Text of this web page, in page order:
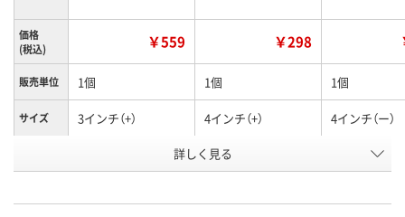
価格
(税込)
￥559 ￥298
販売単位 1個 1個 1個
サイズ 3インチ（+） 4インチ（+） 4インチ（ー）
ER62926 RE09252
詳しく見る